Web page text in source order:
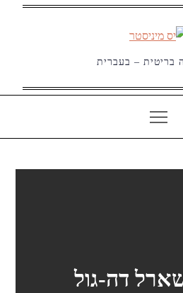
בריטית – בעברית
דה-גול